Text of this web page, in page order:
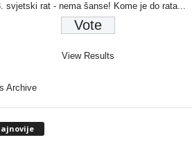
svjetski rat - nema šanse! Kome je do rata...
View Results
Archive